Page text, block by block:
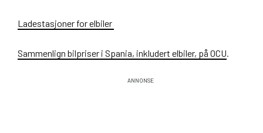
Ladestasjoner for elbiler
Sammenlign bilpriser i Spania, inkludert elbiler, på OCU